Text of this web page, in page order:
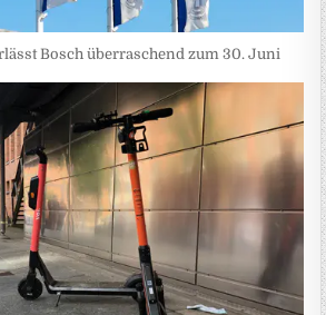
Bosch überraschend zum 30. Juni